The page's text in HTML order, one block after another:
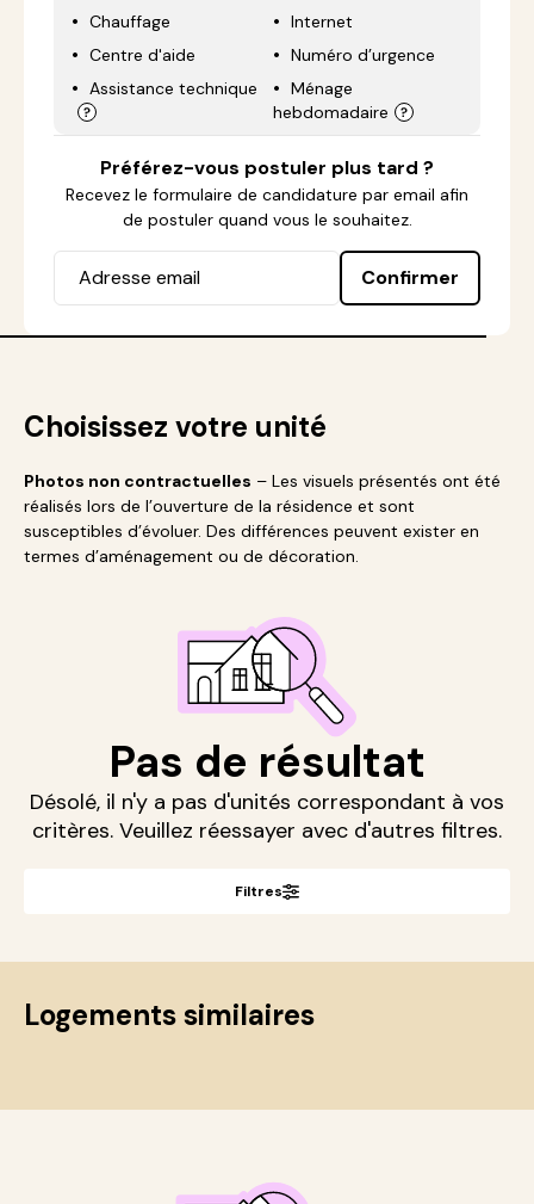
Chauffage
Internet
Centre d'aide
Numéro d’urgence
Assistance technique
Ménage
hebdomadaire
Préférez-vous postuler plus tard ?
Recevez le formulaire de candidature par email afin
de postuler quand vous le souhaitez.
Confirmer
Choisissez votre unité
Photos non contractuelles – Les visuels présentés ont été
réalisés lors de l’ouverture de la résidence et sont
susceptibles d’évoluer. Des différences peuvent exister en
termes d’aménagement ou de décoration.
Pas de résultat
Désolé, il n'y a pas d'unités correspondant à vos
critères. Veuillez réessayer avec d'autres filtres.
Filtres
Logements similaires